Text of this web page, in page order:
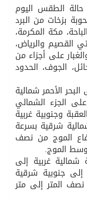
الطقس اليوم
بزخات من البرد
مكة المكرمة،
القصيم والرياض،
على أجزاء من
الجوف، الحدود
الأحمر شمالية
15 – 32 كم/ساعة على الجزء الشمالي
خليج العقبة وجنوبية غربية
شرقية بسرعة
الموج من نصف
الموج.
شمالية غربية إلى
جنوبية شرقية
من نصف المتر إلى متر